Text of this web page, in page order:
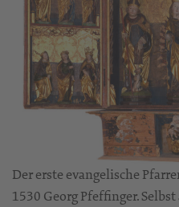
Der erste evangelische
1530 Georg Pfeffinger.